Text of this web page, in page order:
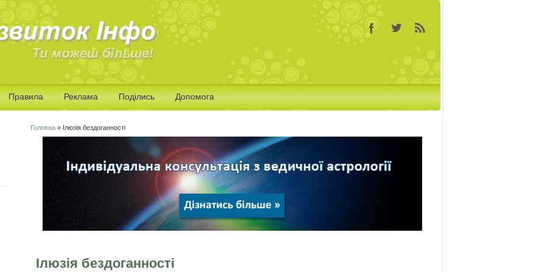
Правила Реклама Поділись Допомога
Ви є тут
Головна» Ілюзія бездоганності
Ілюзія бездоганності